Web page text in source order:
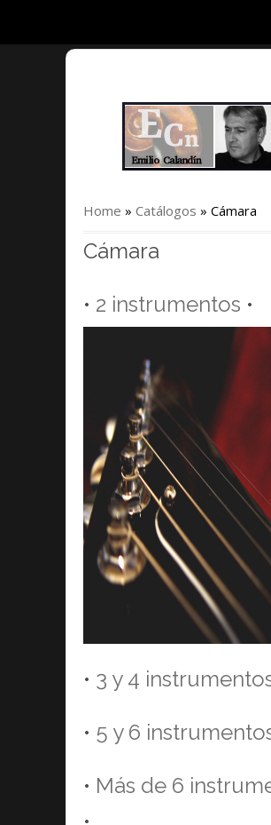
Home » Catálogos » Cámara
Cámara
• 2 instrumentos •
• 3 y 4
• 5 y 6
• Más de 6